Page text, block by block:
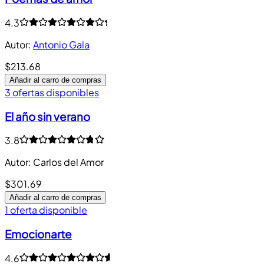
4.3
Autor: Antonio Gala
$213.68
Añadir al carro de compras
3 ofertas disponibles
El año sin verano
3.8
Autor: Carlos del Amor
$301.69
Añadir al carro de compras
1 oferta disponible
Emocionarte
4.6